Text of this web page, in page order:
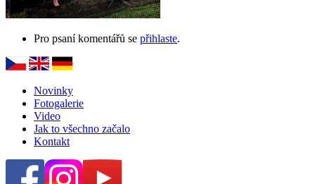
Pro psaní komentářů se přihlaste.
Novinky
Fotogalerie
Video
Jak to všechno začalo
Kontakt